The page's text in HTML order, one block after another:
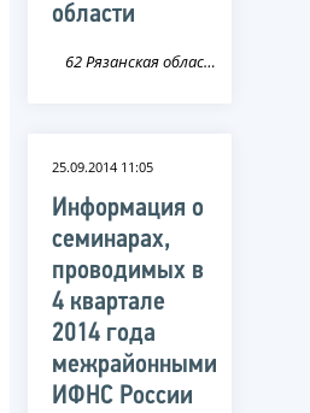
области
62 Рязанская область
25.09.2014 11:05
Информация о
семинарах,
проводимых в
4 квартале
2014 года
межрайонными
ИФНС России